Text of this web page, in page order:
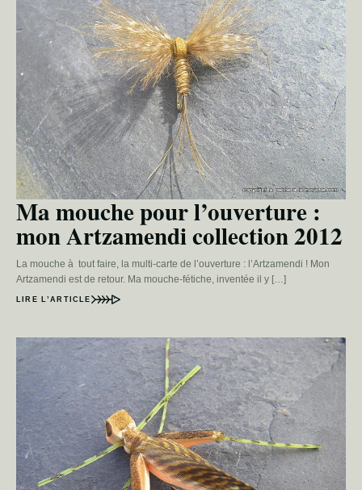
Ma mouche pour l’ouverture :
mon Artzamendi collection 2012
La mouche à tout faire, la multi-carte de l’ouverture : l’Artzamendi ! Mon
Artzamendi est de retour. Ma mouche-fétiche, inventée il y […]
LIRE L’ARTICLE